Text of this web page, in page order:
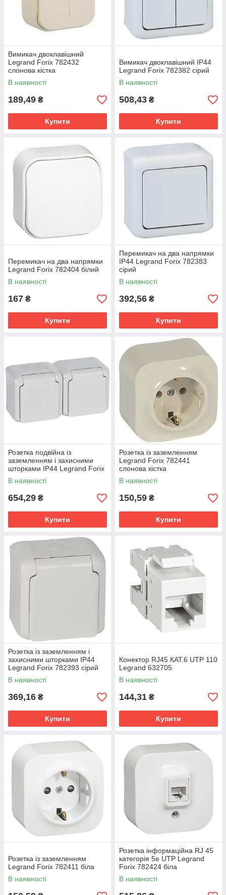
Вимикач двоклавішний
Legrand Forix 782432
слонова кістка
В наявності
189,49 ₴
Купити
Вимикач двоклавішний IP44
Legrand Forix 782382 сірий
В наявності
508,43 ₴
Купити
Перемикач на два напрямки
Legrand Forix 782404 білий
В наявності
167 ₴
Купити
Перемикач на два напрямки
IP44 Legrand Forix 782383
сірий
В наявності
392,56 ₴
Купити
Розетка подвійна із
заземленням і захисними
шторками IP44 Legrand Forix
782394 сіра
В наявності
654,29 ₴
Купити
Розетка із заземленням
Legrand Forix 782441
слонова кістка
В наявності
150,59 ₴
Купити
Розетка із заземленням і
захисними шторками IP44
Legrand Forix 782393 сірий
В наявності
369,16 ₴
Купити
Конектор RJ45 КАТ.6 UTP 110
Legrand 632705
В наявності
144,31 ₴
Купити
Розетка із заземленням
Legrand Forix 782411 біла
В наявності
Розетка інформаційна RJ 45
категорія 5e UTP Legrand
Forix 782424 біла
В наявності